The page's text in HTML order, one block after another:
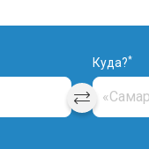
Куда?*